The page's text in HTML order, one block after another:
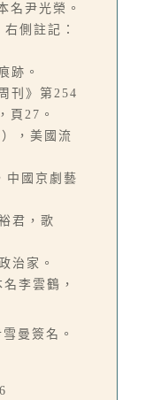
名尹光榮。
側註記：
跡。
刊》第254
頁27。
，美國流
中國京劇藝
君，歌
治家。
李雲鶴，
曼簽名。